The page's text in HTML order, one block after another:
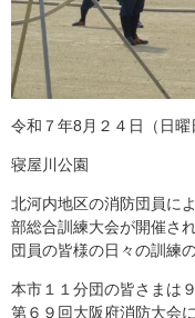
令和７年8月２４日（日曜
寝屋川公園
北河内地区の消防団員に
部総合訓練大会が開催さ
団員の皆様の日々の訓練
本市１１分団の皆さまは
第６９回大阪府消防大会